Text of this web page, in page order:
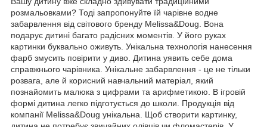
розмальовками? Тоді запропонуйте їй чарівне водне
забарвлення від світового бренду Melissa&Doug. Вона
подарує дитині багато радісних моментів. У його руках
картинки буквально оживуть. Унікальна технологія нанесення
фарб змусить повірити у диво. Дитина уявить себе дома
справжнього чарівника. Унікальне забарвлення - це не тільки
розвага, але й корисний навчальний матеріал, який
познайомить малюка з цифрами та арифметикою. В ігровій
формі дитина легко підготується до школи. Продукція від
компанії Melissa&Doug унікальна. Щоб створити картинку,